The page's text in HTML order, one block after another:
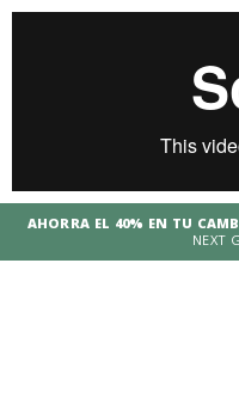
AHORRA EL 40% EN TU
NEXT